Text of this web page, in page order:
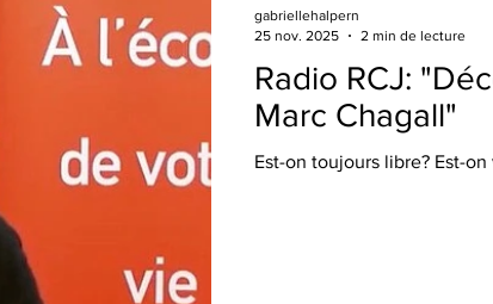
Radio RCJ:
Marc Chagall"
Est-on toujours libre? Est-
gabriellehalpern
25 nov. 2025
2 min de lecture